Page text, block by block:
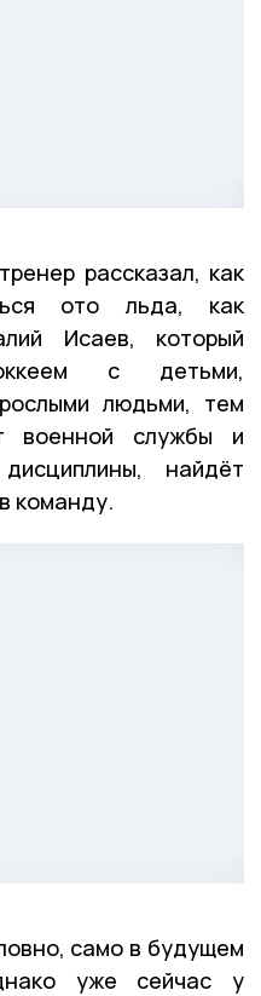
рассказал, как
ото льда, как
Исаев, который
с детьми,
людьми, тем
военной службы и
найдёт
команду.
само в будущем
уже сейчас у